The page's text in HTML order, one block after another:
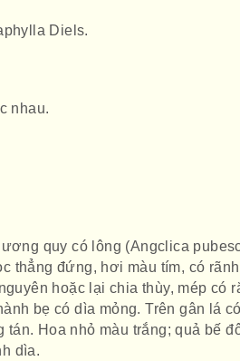
Diels.
nhau.
quy có lông (Angclica
thẳng đứng, hơi màu tím, có
hoặc lại chia thùy, mép có
bẹ có dìa mỏng. Trên gân lá có
tán. Hoa nhỏ màu trắng; quả bế
dìa.